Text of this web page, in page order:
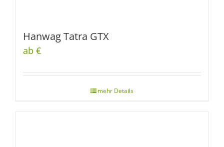
Hanwag Tatra GTX
ab €